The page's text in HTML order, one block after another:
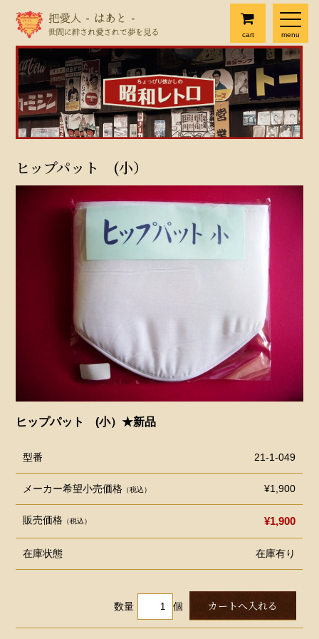
menu
cart
ヒップパット (小）
ヒップパット (小）★新品
型番 21-1-049
メーカー希望小売価格 （税込） ¥1,900
販売価格 （税込） ¥1,900
在庫状態 在庫有り
数量 個